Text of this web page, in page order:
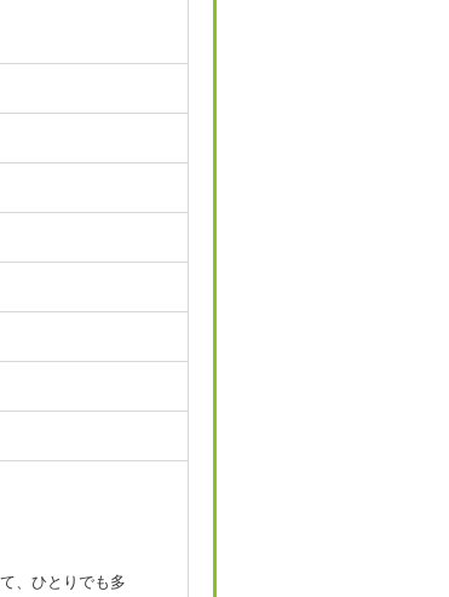
、ひとりでも多